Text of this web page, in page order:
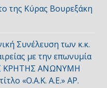
της Κύρας Βουρεξάκη
Συνέλευση των κ.κ.
με την επωνυμία
ΚΡΗΤΗΣ ΑΝΩΝΥΜΗ
«Ο.Α.Κ. Α.Ε.» ΑΡ.